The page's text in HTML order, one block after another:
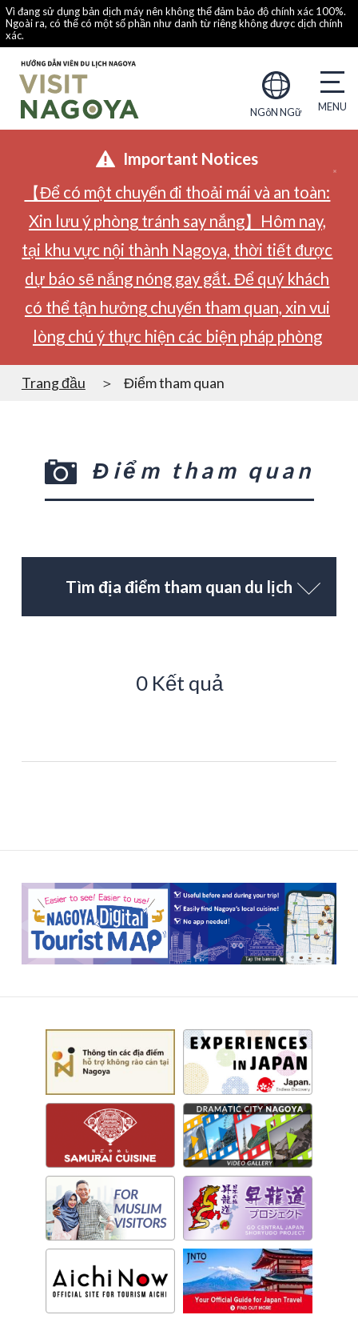
Vì đang sử dụng bản dịch máy nên không thể đảm bảo độ chính xác 100%.
Ngoài ra, có thể có một số phần như danh từ riêng không được dịch chính
xác.
NGôN NGữ
Important Notices
【Để có một chuyến đi thoải mái và an toàn:
Xin lưu ý phòng tránh say nắng】Hôm nay,
tại khu vực nội thành Nagoya, thời tiết được
dự báo sẽ nắng nóng gay gắt. Để quý khách
có thể tận hưởng chuyến tham quan, xin vui
lòng chú ý thực hiện các biện pháp phòng
Trang đầu Điểm tham quan
Điểm tham quan
Tìm địa điểm tham quan du lịch
0 Kết quả